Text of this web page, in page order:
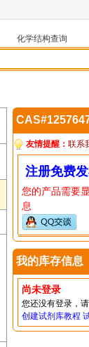
化学结构查询
友情提醒： 联系
注册免费
您的产品需要
息
我的库存信息
尚未登录
您还没有登录，
创建试剂库教程